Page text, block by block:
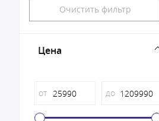
Очистить фильтр
Цена
от до